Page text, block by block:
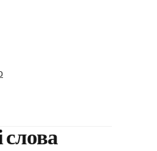
слова